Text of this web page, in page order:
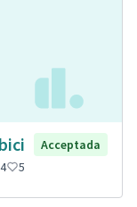
Acceptada
4 5